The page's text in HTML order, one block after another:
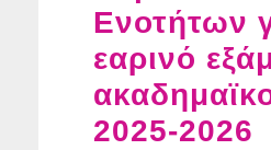
Ενοτήτων
εαρινό
2025-2026